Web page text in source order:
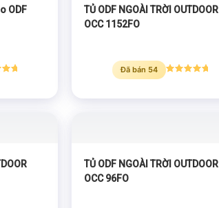
ODF
TỦ ODF NGOÀI TRỜI OUTDOOR
OCC 1152FO
Đã bán 54
5 sao
TỦ ODF NGOÀI TRỜI OUTDOOR
OCC 96FO